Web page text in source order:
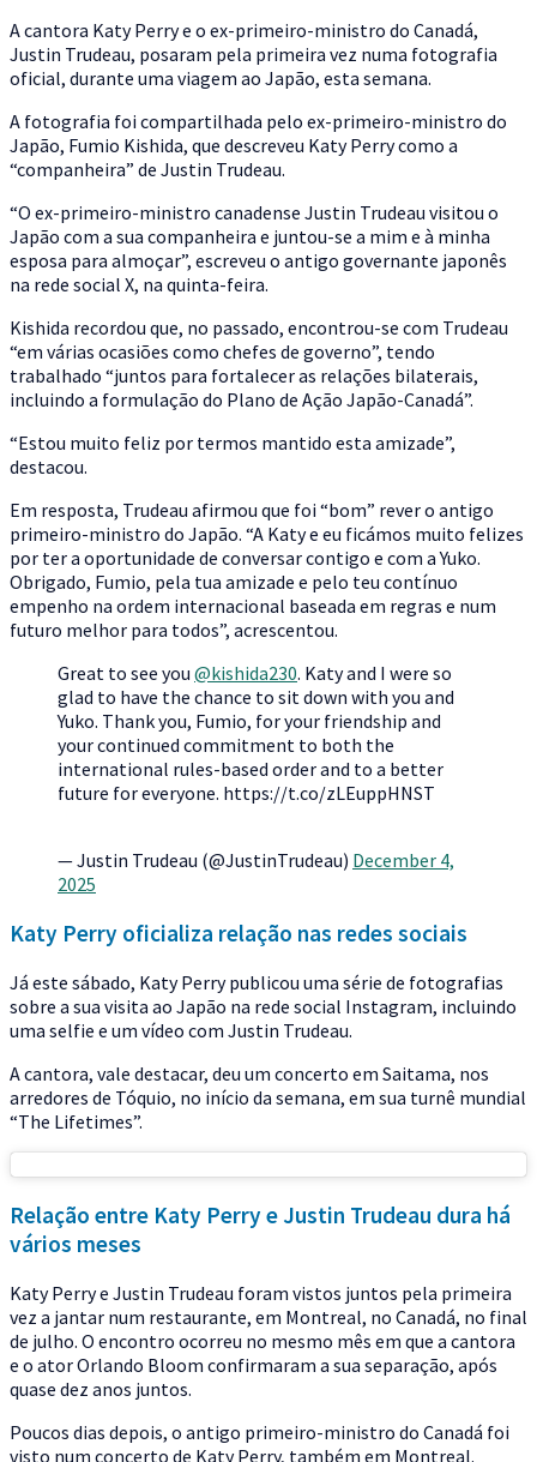
Acantora Katy Perry e o ex-primeiro-ministro do Canadá,
Justin Trudeau, posaram pela primeira vez numa fotografia
oficial, durante uma viagem ao Japão, esta semana.
A fotografia foi compartilhada pelo ex-primeiro-ministro do
Japão, Fumio Kishida, que descreveu Katy Perry como a
“companheira” de Justin Trudeau.
“O ex-primeiro-ministro canadense Justin Trudeau visitou o
Japão com a sua companheira e juntou-se a mim e à minha
esposa para almoçar”, escreveu o antigo governante japonês
na rede social X, na quinta-feira.
Kishida recordou que, no passado, encontrou-se com Trudeau
“em várias ocasiões como chefes de governo”, tendo
trabalhado “juntos para fortalecer as relações bilaterais,
incluindo a formulação do Plano de Ação Japão-Canadá”.
“Estou muito feliz por termos mantido esta amizade”,
destacou.
Em resposta, Trudeau afirmou que foi “bom” rever o antigo
primeiro-ministro do Japão. “A Katy e eu ficámos muito felizes
por ter a oportunidade de conversar contigo e com a Yuko.
Obrigado, Fumio, pela tua amizade e pelo teu contínuo
empenho na ordem internacional baseada em regras e num
futuro melhor para todos”, acrescentou.
Great to see you @kishida230. Katy and I were so
glad to have the chance to sit down with you and
Yuko. Thank you, Fumio, for your friendship and
your continued commitment to both the
international rules-based order and to a better
future for everyone. https://t.co/zLEuppHNST
— Justin Trudeau (@JustinTrudeau) December 4,
2025
Katy Perry oficializa relação nas redes sociais
Já este sábado, Katy Perry publicou uma série de fotografias
sobre a sua visita ao Japão na rede social Instagram, incluindo
uma selfie e um vídeo com Justin Trudeau.
A cantora, vale destacar, deu um concerto em Saitama, nos
arredores de Tóquio, no início da semana, em sua turnê mundial
“The Lifetimes”.
Relação entre Katy Perry e Justin Trudeau dura há
vários meses
Katy Perry e Justin Trudeau foram vistos juntos pela primeira
vez a jantar num restaurante, em Montreal, no Canadá, no final
de julho. O encontro ocorreu no mesmo mês em que a cantora
e o ator Orlando Bloom confirmaram a sua separação, após
quase dez anos juntos.
Poucos dias depois, o antigo primeiro-ministro do Canadá foi
visto num concerto de Katy Perry, também em Montreal.